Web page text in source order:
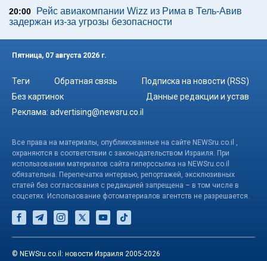
20:00
Рейс авиакомпании Wizz из Рима в Тель-Авив
задержан из-за угрозы безопасности
Пятница, 07 августа 2026 г.
Теги Обратная связь
Подписка на новости (RSS)
Без картинок
Данные редакции и устав
Реклама: advertising@newsru.co.il
Все права на материалы, опубликованные на сайте NEWSru.co.il ,
охраняются в соответствии с законодательством Израиля. При
использовании материалов сайта гиперссылка на NEWSru.co.il
обязательна. Перепечатка интервью, репортажей, эксклюзивных
статей без согласования с редакцией запрещена – в том числе в
соцсетях. Использование фотоматериалов агентств не разрешается.
© NEWSru.co.il: новости Израиля 2005-2026